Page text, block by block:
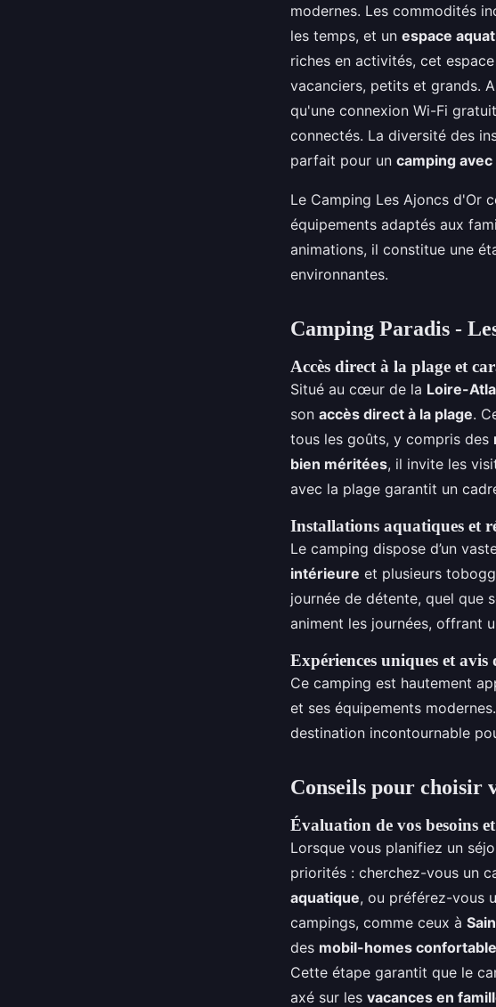
modernes. Les commodités
les temps, et un espace
riches en activités, cet
vacanciers, petits et grands.
qu'une connexion Wi-Fi
connectés. La diversité des
parfait pour un camping
Le Camping Les Ajoncs d'Or
équipements adaptés aux
animations, il constitue une
environnantes.
Camping Paradis -
Accès direct à la plage et
Situé au cœur de la Loire-
son accès direct à la plage.
tous les goûts, y compris des
bien méritées, il invite les
avec la plage garantit un
Installations aquatiques et
Le camping dispose d’un
intérieure et plusieurs
journée de détente, quel que
animent les journées, offrant
Expériences uniques et avis
Ce camping est hautement
et ses équipements
destination incontournable
Conseils pour choisir
Évaluation de vos besoins
Lorsque vous planifiez un
priorités : cherchez-vous un
aquatique, ou préférez-vous
campings, comme ceux à
des mobil-homes
Cette étape garantit que le
axé sur les vacances en